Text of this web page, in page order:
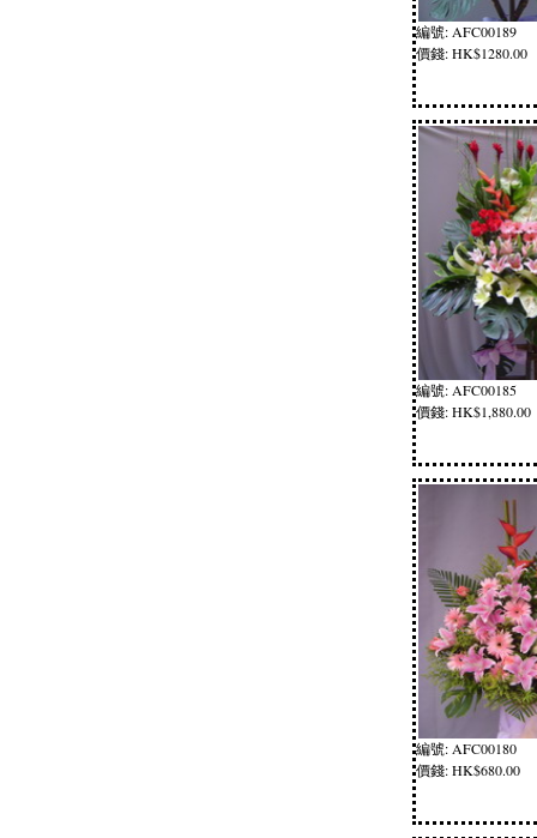
編號: AFC00189
價錢: HK$1280.00
編號: AFC00185
價錢: HK$1,880.00
編號: AFC00180
價錢: HK$680.00